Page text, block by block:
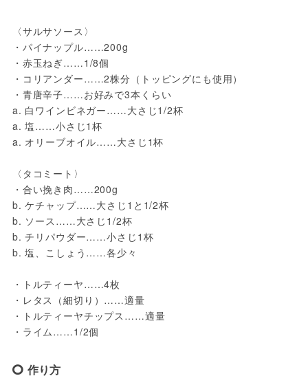
〈サルサソース〉
・パイナップル……200g
・赤玉ねぎ……1/8個
・コリアンダー……2株分（トッピングにも使用）
・青唐辛子……お好みで3本くらい
a. 白ワインビネガー……大さじ1/2杯
a. 塩……小さじ1杯
a. オリーブオイル……大さじ1杯
〈タコミート〉
・合い挽き肉……200g
b. ケチャップ……大さじ1と1/2杯
b. ソース……大さじ1/2杯
b. チリパウダー……小さじ1杯
b. 塩、こしょう……各少々
・トルティーヤ……4枚
・レタス（細切り）……適量
・トルティーヤチップス……適量
・ライム……1/2個
作り方